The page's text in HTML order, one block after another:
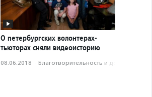
О петербургских волонтерах-
тьюторах сняли видеоисторию
08.06.2018 · Благотвори­тель­ность и